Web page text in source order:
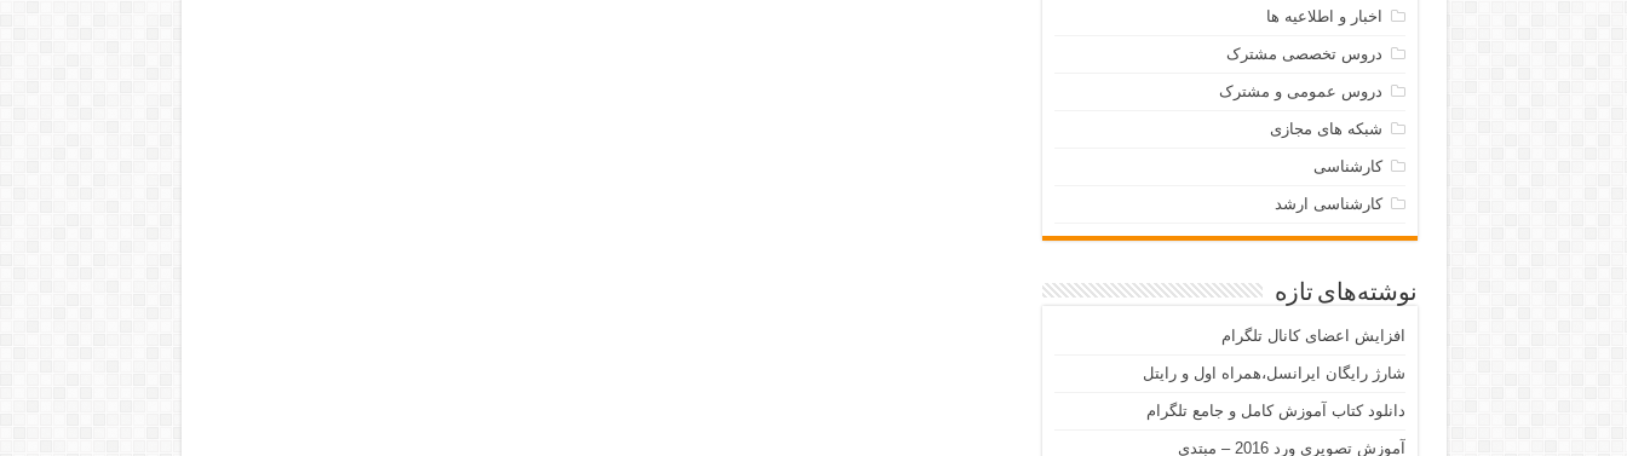
اخبار و اطلاعیه ها
دروس تخصصی مشترک
دروس عمومی و مشترک
شبکه های مجازی
کارشناسی
کارشناسی ارشد
نوشته‌های تازه
افزایش اعضای کانال تلگرام
شارژ رایگان ایرانسل،همراه اول و رایتل
دانلود کتاب آموزش کامل و جامع تلگرام
آموزش تصویری ورد 2016 – مبتدی